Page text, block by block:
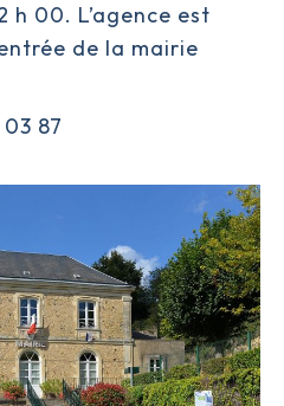
h 00. L’agence est
de la mairie
87